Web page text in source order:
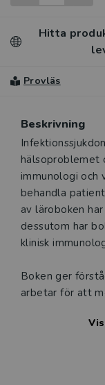
Hitta
Provläs
Beskrivning
hälsoproblemet
immunologi och
behandla
av läroboken
dessutom har
klinisk
Boken ger
arbetar för att